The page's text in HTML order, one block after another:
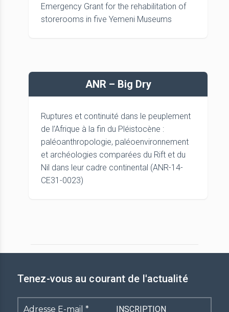
Emergency Grant for the rehabilitation of
storerooms in five Yemeni Museums
ANR – Big Dry
Ruptures et continuité dans le peuplement
de l’Afrique à la fin du Pléistocène :
paléoanthropologie, paléoenvironnement
et archéologies comparées du Rift et du
Nil dans leur cadre continental (ANR-14-
CE31-0023)
Tenez-vous au courant de l'actualité
Adresse